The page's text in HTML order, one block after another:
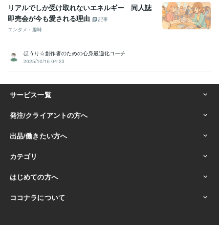
リアルでしか受け取れないエネルギー 同人誌
即売会が今も愛される理由
記事
エンタメ・趣味
ほうり☆創作者のための心身最適化コーチ
2025/10/16 04:23